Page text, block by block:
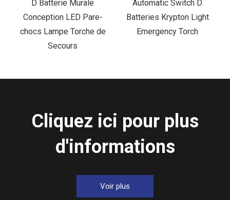
D Batterie Murale
Conception LED Pare-
chocs Lampe Torche de
Secours
Automatic Switch D
Batteries Krypton Light
Emergency Torch
Cliquez ici pour plus
d'informations
Voir plus